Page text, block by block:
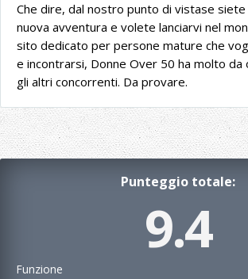
Che dire, dal nostro punto di vistase siete
nuova avventura e volete lanciarvi nel
sito dedicato per persone mature che
e incontrarsi, Donne Over 50 ha molto
gli altri concorrenti. Da provare.
Punteggio totale:
9.4
Funzione